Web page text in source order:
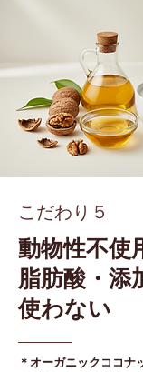
こだわり５
動物性不使
脂肪酸・添
使わない
＊オーガニックココナ